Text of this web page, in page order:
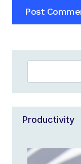
Productivity